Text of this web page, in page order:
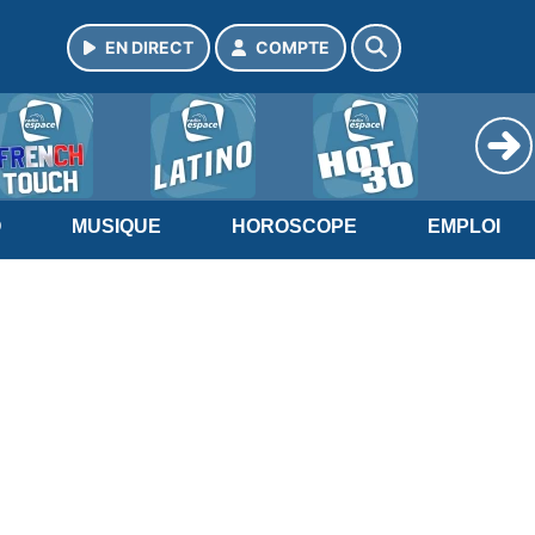
EN DIRECT COMPTE
MUSIQUE HOROSCOPE EMPLOI